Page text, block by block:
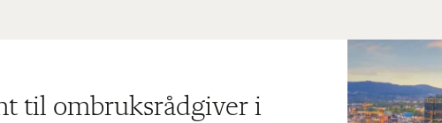
til ombruksrådgiver i